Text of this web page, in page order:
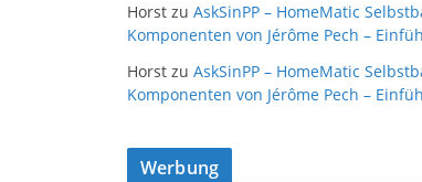
Horst zu AskSinPP – HomeMatic
Komponenten von Jérôme Pech –
Horst zu AskSinPP – HomeMatic
Komponenten von Jérôme Pech –
Werbung